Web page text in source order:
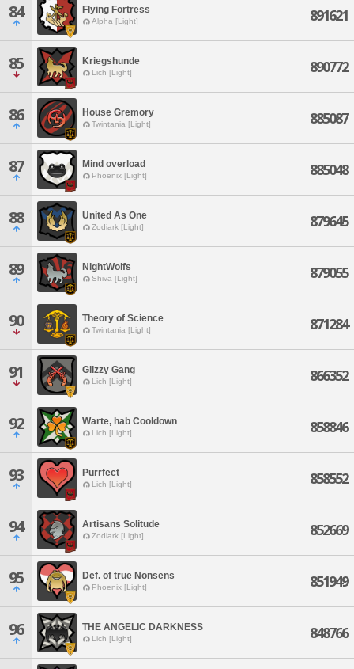
84 Flying Fortress
Alpha [Light] 891621
85 Kriegshunde
Lich [Light] 890772
86 House Gremory
Twintania [Light] 885087
87 Mind overload
Phoenix [Light] 885048
88 United As One
Zodiark [Light] 879645
89 NightWolfs
Shiva [Light] 879055
90 Theory of Science
Twintania [Light] 871284
91 Glizzy Gang
Lich [Light] 866352
92 Warte, hab Cooldown
Lich [Light] 858846
93 Purrfect
Lich [Light] 858552
94 Artisans Solitude
Zodiark [Light] 852669
95 Def. of true Nonsens
Phoenix [Light] 851949
96 THE ANGELIC DARKNESS
Lich [Light] 848766